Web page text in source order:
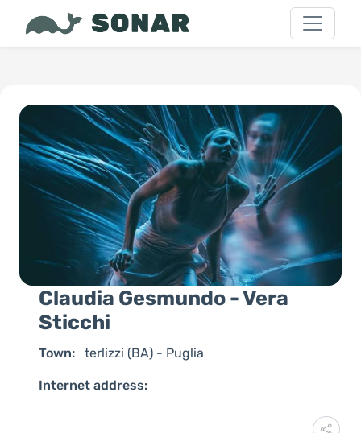
Claudia Gesmundo - Vera
Sticchi
Town: terlizzi (BA) - Puglia
Internet address: